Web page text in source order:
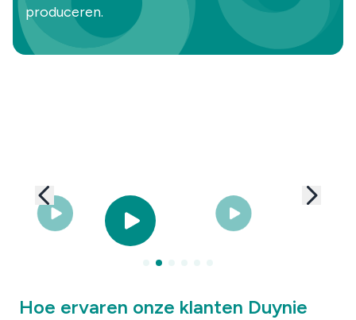
produceren.
Hoe ervaren onze klanten Duynie